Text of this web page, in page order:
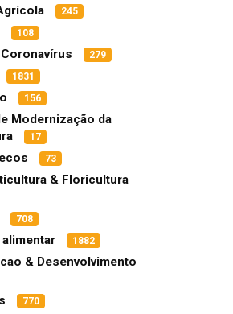
245
108
279
1831
156
Modernização da
17
73
& Floricultura
708
1882
& Desenvolvimento
770